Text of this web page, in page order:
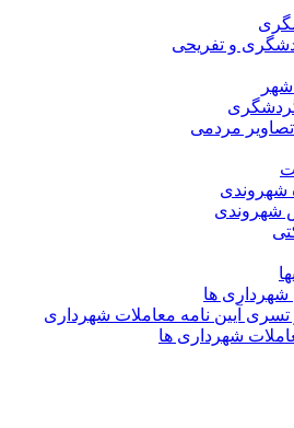
و تفریحی
مردمی
ها
آیین نامه معاملات شهرداری
شهرداری ها